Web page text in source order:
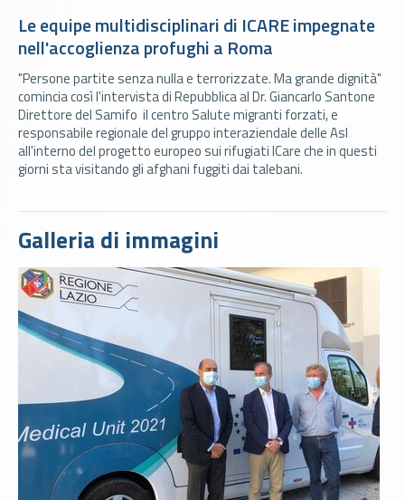
Le equipe multidisciplinari di ICARE impegnate
nell'accoglienza profughi a Roma
"Persone partite senza nulla e terrorizzate. Ma grande dignità"
comincia così l'intervista di Repubblica al Dr. Giancarlo Santone
Direttore del Samifo il centro Salute migranti forzati, e
responsabile regionale del gruppo interaziendale delle Asl
all'interno del progetto europeo sui rifugiati ICare che in questi
giorni sta visitando gli afghani fuggiti dai talebani.
Galleria di immagini